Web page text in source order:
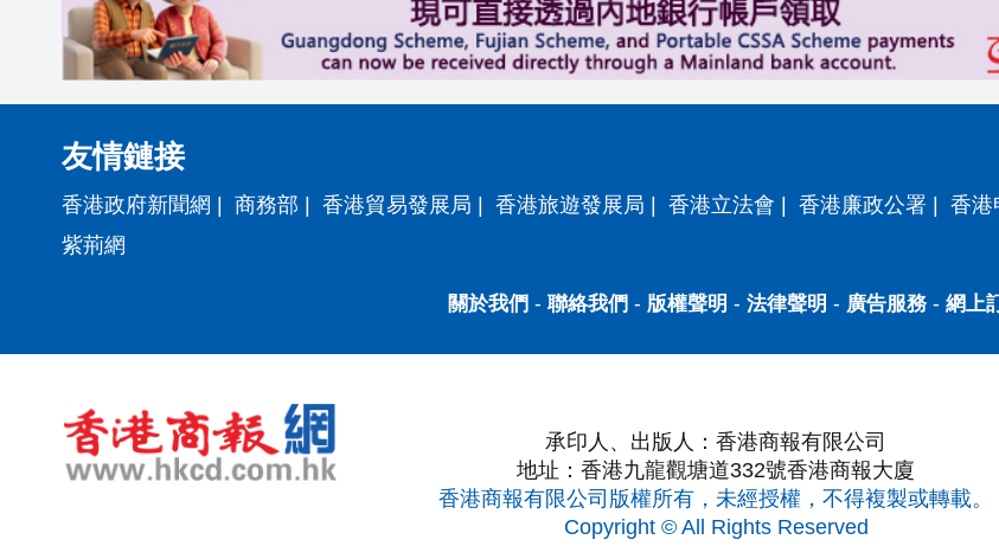
友情鏈接
香港政府新聞網 商務部 香港貿易發展局 香港旅遊發展局 香港立法會 香港廉政公署 香港
紫荊網
關於我們 - 聯絡我們 - 版權聲明 - 法律聲明 - 廣告服務- 網上
承印人、出版人：香港商報有限公司
地址：香港九龍觀塘道332號香港商報大廈
香港商報有限公司版權所有，未經授權，不得複製或轉載。
Copyright © All Rights Reserved